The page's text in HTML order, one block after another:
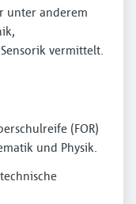
unter anderem
vermittelt.
(FOR)
und Physik.